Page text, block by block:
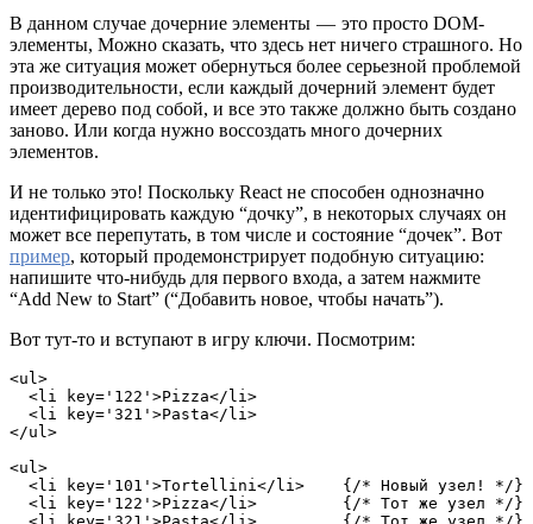
В данном случае дочерние элементы — это просто DOM-
элементы, Можно сказать, что здесь нет ничего страшного. Но
эта же ситуация может обернуться более серьезной проблемой
производительности, если каждый дочерний элемент будет
имеет дерево под собой, и все это также должно быть создано
заново. Или когда нужно воссоздать много дочерних
элементов.
И не только это! Поскольку React не способен однозначно
идентифицировать каждую “дочку”, в некоторых случаях он
может все перепутать, в том числе и состояние “дочек”. Вот
пример, который продемонстрирует подобную ситуацию:
напишите что-нибудь для первого входа, а затем нажмите
“Add New to Start” (“Добавить новое, чтобы начать”).
Вот тут-то и вступают в игру ключи. Посмотрим:
<ul>
  <li key='122'>Pizza</li>
  <li key='321'>Pasta</li>
</ul>
<ul>
  <li key='101'>Tortellini</li>    {/* Новый узел! */}
  <li key='122'>Pizza</li>         {/* Тот же узел */}